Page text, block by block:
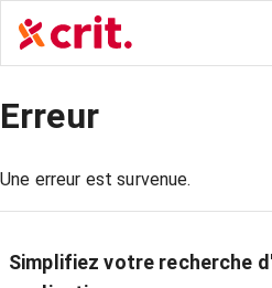
Erreur
Une erreur est survenue.
Simplifiez votre recherche